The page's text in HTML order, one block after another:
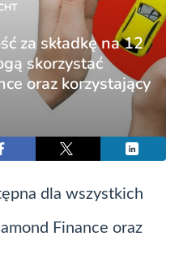
za składkę na 12
skorzystać
oraz korzystający
dla wszystkich
Finance oraz